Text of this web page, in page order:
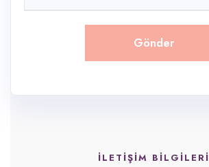
İLETIŞIM BILGILERI